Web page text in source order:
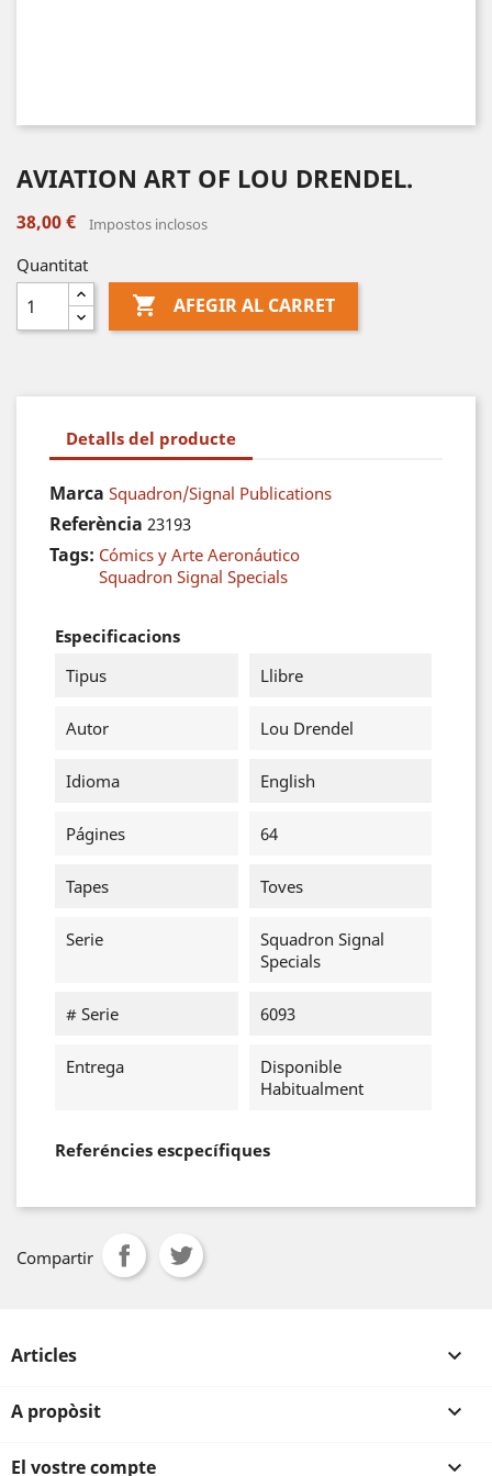
AVIATION ART OF LOU DRENDEL.
38,00 € Impostos inclosos
Quantitat
 AFEGIR AL CARRET
Detalls del producte
Marca Squadron/Signal Publications
Referència 23193
Tags: Cómics y Arte Aeronáutico
Squadron Signal Specials
Especificacions
Tipus
Llibre
Autor Lou Drendel
Idioma English
Págines 64
Tapes Toves
Serie
Squadron Signal
Specials
# Serie 6093
Entrega
Disponible
Habitualment
Referéncies escpecífiques
Compartir
Articles 
A propòsit 
El vostre compte 